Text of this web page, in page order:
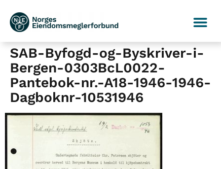
SAB-Byfogd-og-Byskriver-i-
Bergen-0303BcL0022-
Pantebok-nr.-A18-1946-1946-
Dagboknr-10531946